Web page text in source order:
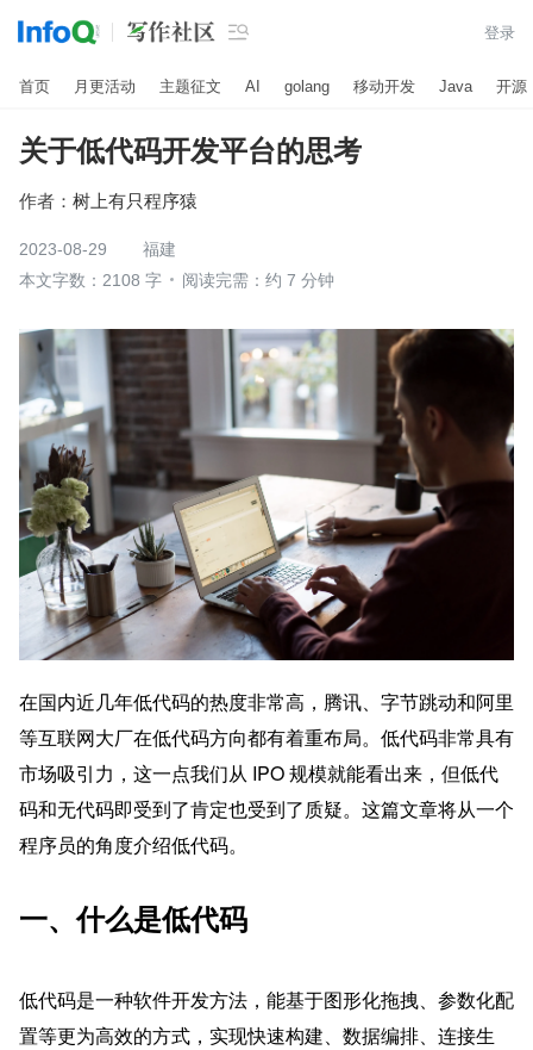
 登录
首页 月更活动 主题征文 AI golang 移动开发 Java 开源
关于低代码开发平台的思考
作者： 树上有只程序猿
2023-08-29
福建
本文字数：2108 字
阅读完需：约 7 分钟
在国内近几年低代码的热度非常高，腾讯、字节跳动和阿里
等互联网大厂在低代码方向都有着重布局。低代码非常具有
市场吸引力，这一点我们从 IPO 规模就能看出来，但低代
码和无代码即受到了肯定也受到了质疑。这篇文章将从一个
程序员的角度介绍低代码。
一、什么是低代码
低代码是一种软件开发方法，能基于图形化拖拽、参数化配
置等更为高效的方式，实现快速构建、数据编排、连接生